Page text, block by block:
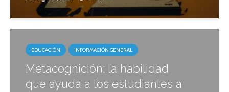
EDUCACIÓN INFORMACIÓN GENERAL
Metacognición: la habilidad
que ayuda a los estudiantes a